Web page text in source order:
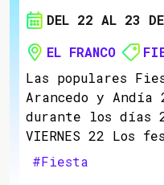
DEL 22 AL 23
EL FRANCO
Las populares
Arancedo y Andía
durante los días
VIERNES 22 Los
#Fiesta